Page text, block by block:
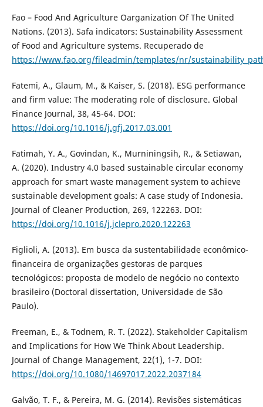
Fao – Food And Agriculture Oarganization Of The United
Nations. (2013). Safa indicators: Sustainability Assessment
of Food and Agriculture systems. Recuperado de
https://www.fao.org/fileadmin/templates/nr/
Fatemi, A., Glaum, M., & Kaiser, S. (2018). ESG performance
and firm value: The moderating role of disclosure. Global
Finance Journal, 38, 45-64. DOI:
https://doi.org/10.1016/j.gfj.2017.03.001
Fatimah, Y. A., Govindan, K., Murniningsih, R., & Setiawan,
A. (2020). Industry 4.0 based sustainable circular economy
approach for smart waste management system to achieve
sustainable development goals: A case study of Indonesia.
Journal of Cleaner Production, 269, 122263. DOI:
https://doi.org/10.1016/j.jclepro.2020.122263
Figlioli, A. (2013). Em busca da sustentabilidade econômico-
financeira de organizações gestoras de parques
tecnológicos: proposta de modelo de negócio no contexto
brasileiro (Doctoral dissertation, Universidade de São
Paulo).
Freeman, E., & Todnem, R. T. (2022). Stakeholder Capitalism
and Implications for How We Think About Leadership.
Journal of Change Management, 22(1), 1-7. DOI:
https://doi.org/10.1080/14697017.2022.2037184
Galvão, T. F., & Pereira, M. G. (2014). Revisões sistemáticas